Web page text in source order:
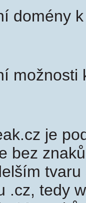
domény
je
bez
.cz, tedy